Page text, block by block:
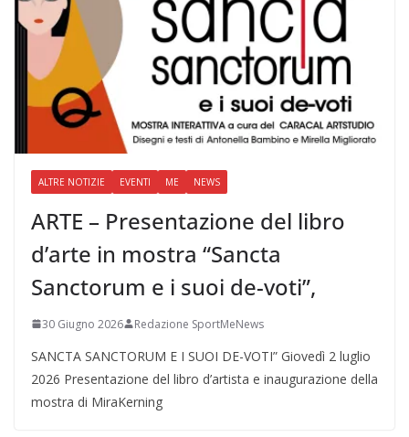
ALTRE NOTIZIE EVENTI ME NEWS
ARTE – Presentazione del libro
d’arte in mostra “Sancta
Sanctorum e i suoi de-voti”,
30 Giugno 2026 Redazione SportMeNews
SANCTA SANCTORUM E I SUOI DE-VOTI” Giovedì 2 luglio
2026 Presentazione del libro d’artista e inaugurazione della
mostra di MiraKerning